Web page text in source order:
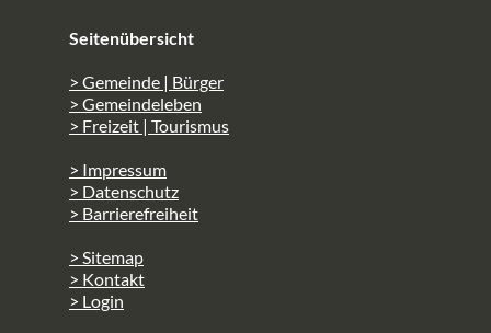
Seitenübersicht
> Gemeinde | Bürger
> Gemeindeleben
> Freizeit | Tourismus
> Impressum
> Datenschutz
> Barrierefreiheit
> Sitemap
> Kontakt
> Login